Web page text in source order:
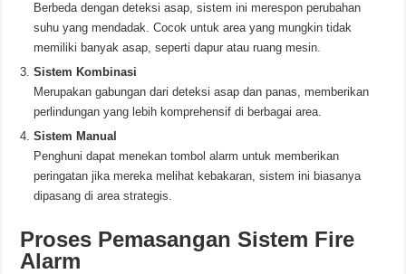
Berbeda dengan deteksi asap, sistem ini merespon perubahan
suhu yang mendadak. Cocok untuk area yang mungkin tidak
memiliki banyak asap, seperti dapur atau ruang mesin.
Sistem Kombinasi
Merupakan gabungan dari deteksi asap dan panas, memberikan
perlindungan yang lebih komprehensif di berbagai area.
Sistem Manual
Penghuni dapat menekan tombol alarm untuk memberikan
peringatan jika mereka melihat kebakaran, sistem ini biasanya
dipasang di area strategis.
Proses Pemasangan Sistem Fire
Alarm